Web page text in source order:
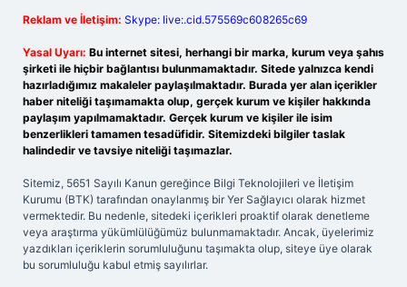
Reklam ve İletişim: Skype: live:.cid.575569c608265c69
Yasal Uyarı: Bu internet sitesi, herhangi bir marka, kurum veya şahıs
şirketi ile hiçbir bağlantısı bulunmamaktadır. Sitede yalnızca kendi
hazırladığımız makaleler paylaşılmaktadır. Burada yer alan içerikler
haber niteliği taşımamakta olup, gerçek kurum ve kişiler hakkında
paylaşım yapılmamaktadır. Gerçek kurum ve kişiler ile isim
benzerlikleri tamamen tesadüfidir. Sitemizdeki bilgiler taslak
halindedir ve tavsiye niteliği taşımazlar.
Sitemiz, 5651 Sayılı Kanun gereğince Bilgi Teknolojileri ve İletişim
Kurumu (BTK) tarafından onaylanmış bir Yer Sağlayıcı olarak hizmet
vermektedir. Bu nedenle, sitedeki içerikleri proaktif olarak denetleme
veya araştırma yükümlülüğümüz bulunmamaktadır. Ancak, üyelerimiz
yazdıkları içeriklerin sorumluluğunu taşımakta olup, siteye üye olarak
bu sorumluluğu kabul etmiş sayılırlar.